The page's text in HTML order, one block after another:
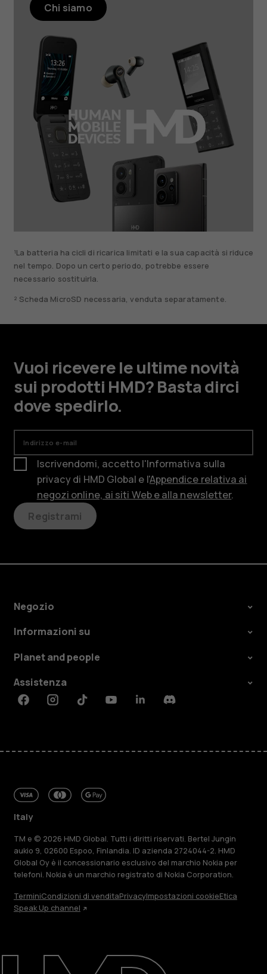
Ripara, riutilizza, ricicla
Chi siamo
¹La batteria ha cicli di ricarica limitati e la sua capacità si riduce
nel tempo. Dopo un certo periodo, potrebbe essere
necessario sostituirla.
² Scheda MicroSD necessaria, venduta separatamente.
Vuoi ricevere le ultime novità
sui prodotti HMD? Basta dirci
dove spedirlo.
Indirizzo e-mail
Iscrivendomi, accetto l'Informativa sulla
privacydi HMD Global e l'Appendice relativa ai
negozi online, ai siti Web e alla newsletter.
Registrami
Negozio
Informazioni su
Planet and people
Assistenza
FacebookInstagramTiktokYoutubeLinkedinDiscord
Italy
TM e © 2026 HMD Global. Tutti i diritti riservati. Bertel Jungin
aukio 9, 02600 Espoo, Finlandia. ID azienda 2724044-2. HMD
Global Oy è il concessionario esclusivo del marchio Nokia per
telefoni. Nokia è un marchio registrato di Nokia Corporation.
TerminiCondizioni di venditaPrivacyImpostazioni cookieEtica
Speak Up channel